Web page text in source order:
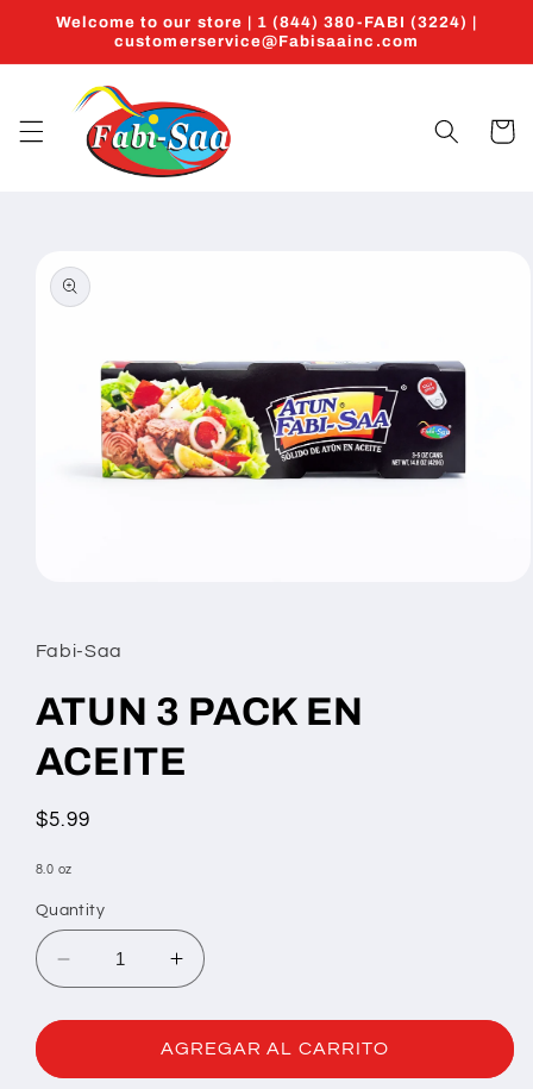
Skip to
Welcome to our store | 1 (844) 380-FABI (3224) |
customerservice@Fabisaainc.com
Cart
product
information
in
modal
Fabi-Saa
ATUN 3 PACK EN
ACEITE
Regular
$5.99
8.0 oz
Quantity
Decrease
quantity
for
3
Increase
quantity
for
ATUN
3
AGREGAR AL CARRITO